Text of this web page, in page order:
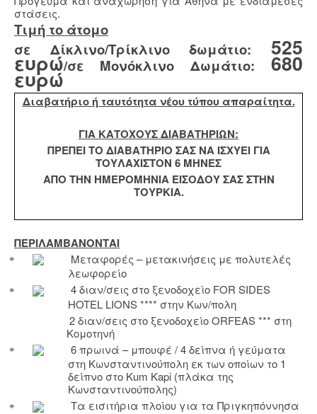
στάσεις.
Τιμή το άτομο
σε Δίκλινο/Τρίκλινο δωμάτιο: 525
ευρώ/σε Μονόκλινο Δωμάτιο: 680
ευρώ
Διαβατήριο ή ταυτότητα νέου τύπου απαραίτητα.
ΓΙΑ ΚΑΤΟΧΟΥΣ ΔΙΑΒΑΤΗΡΙΩΝ:
ΠΡΕΠΕΙ ΤΟ ΔΙΑΒΑΤΗΡΙΟ ΣΑΣ ΝΑ ΙΣΧΥΕΙ ΓΙΑ
ΤΟΥΛΑΧΙΣΤΟΝ 6 ΜΗΝΕΣ
ΑΠΟ ΤΗΝ ΗΜΕΡΟΜΗΝΙΑ ΕΙΣΟΔΟΥ ΣΑΣ ΣΤΗΝ
ΤΟΥΡΚΙΑ.
ΠΕΡΙΛΑΜΒΑΝΟΝΤΑΙ
Μεταφορές – μετακινήσεις με πολυτελές
λεωφορείο
4 διαν/σεις στο ξενοδοχείο FOR SIDES
HOTEL LIONS**** στην Κων/πολη
2 διαν/σεις στο ξενοδοχείοORFEAS*** στη
Κομοτηνή
6 πρωινά – μπουφέ / 4 δείπνα ή γεύματα
στη Κωνσταντινούπολη εκ των οποίων το 1
δείπνο στo Kum Kapi(πλάκα της
Κωνσταντινούπολης)
Τα εισιτήρια πλοίου για τα Πριγκηπόννησα